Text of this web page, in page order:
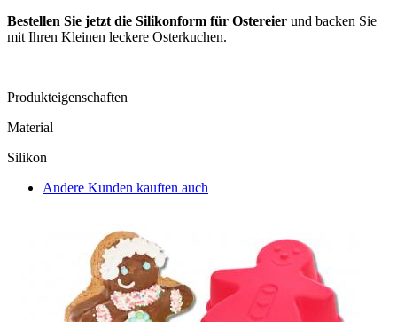
Bestellen Sie jetzt die Silikonform für Ostereier und backen Sie
mit Ihren Kleinen leckere Osterkuchen.
Produkteigenschaften
Material
Silikon
Andere Kunden kauften auch